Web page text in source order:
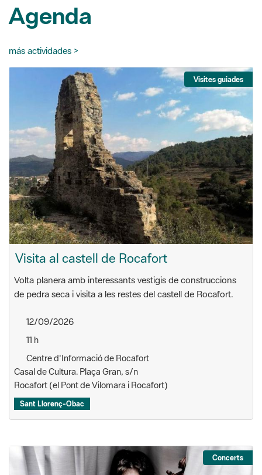
Agenda
más actividades >
Visites guiades
Visita al castell de Rocafort
Volta planera amb interessants vestigis de construccions
de pedra seca i visita a les restes del castell de Rocafort.
12/09/2026
11 h
Centre d'Informació de Rocafort
Casal de Cultura. Plaça Gran, s/n
Rocafort (el Pont de Vilomara i Rocafort)
Sant Llorenç-Obac
Concerts